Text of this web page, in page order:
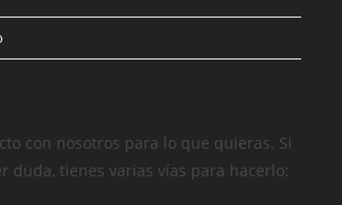
con nosotros para lo que quieras. Si
duda, tienes varias vías para hacerlo: